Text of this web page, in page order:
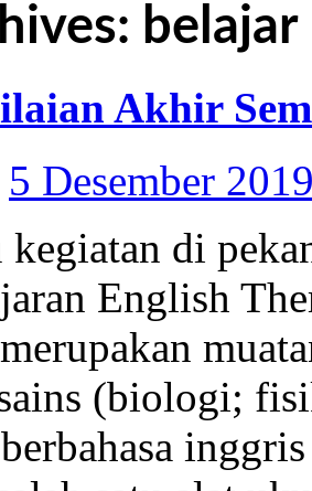
belajar
Akhir
5 Desember
kegiatan di
English
(biologi;